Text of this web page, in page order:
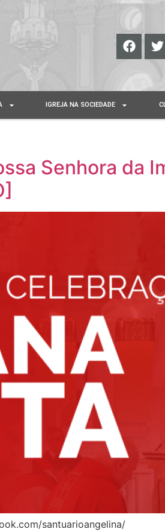
IGREJA NA SOCIEDADE
Senhora da
santuarioangelina/